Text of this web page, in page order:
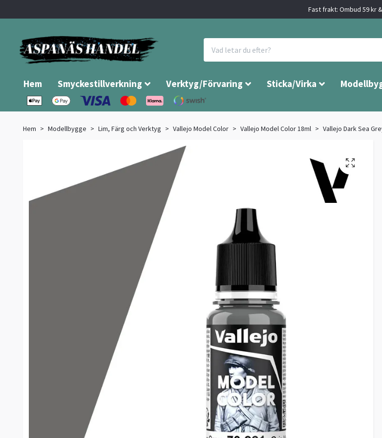
Fast frakt: Ombud 59 kr
Hem Smyckestillverkning Verktyg/Förvaring Sticka/Virka
Hem Modellbygge Lim, Färg och Verktyg Vallejo Model Color Vallejo Model Color 18ml Vallejo Dark Sea